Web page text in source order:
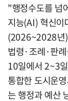
"행정수도를 넘
지능(AI) 혁신
(2026~2028년)
법령·조례·판
10일에서 2~3
통합한 도시운
는 행정과 예산